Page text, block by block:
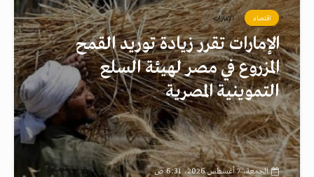
اقتصاد الإمارات
الإمارات تقرر زيادة توريد القمح
المزروع في مصر لهيئة السلع
التموينية المصرية
الجمعة، 7 أغسطس 2026، 6:31 ص